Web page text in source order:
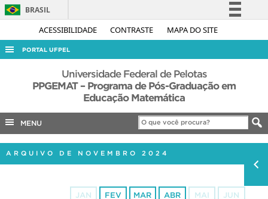
ACESSIBILIDADE CONTRASTE MAPA DO SITE
BRASIL
Simplifique!
Acesso à informação
Legislação
Canais
PORTAL UFPEL
ACESSO À INFORMAÇÃO
AUDITORIA
EDITAIS
Universidade Federal de Pelotas
PPGEMAT – Programa de Pós-Graduação em
Educação Matemática
MENU
ARQUIVO DE NOVEMBRO 2024
JAN FEV MAR ABR MAI JUN